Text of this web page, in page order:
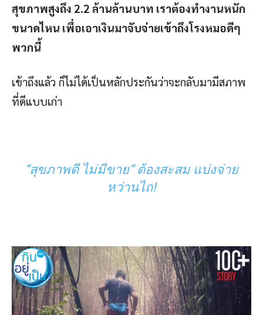
สุขภาพสูงถึง 2.2 ล้านล้านบาท เราต้องทำงานหนัก
ขนาดไหน เพื่อเอาเงินมาจับจ่ายเข้าถึงโรงหมอดีๆ
พวกนี้
เข้าถึงแล้ว ก็ไม่ได้เป็นหลักประกันว่าจะกลับมามีสภาพ
ที่ดีแบบเก่า
“สุขภาพดี ไม่มีขาย” ต้องสะสม แบ่งจ่าย
หว่านไถ!